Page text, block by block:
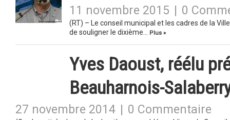
11 novembre 2015 0
(RT) – Le conseil municipal et les cadres de la
de souligner le dixième…
Plus »
Yves Daoust, réélu
Beauharnois-
27 novembre 2014 0 Commentaire